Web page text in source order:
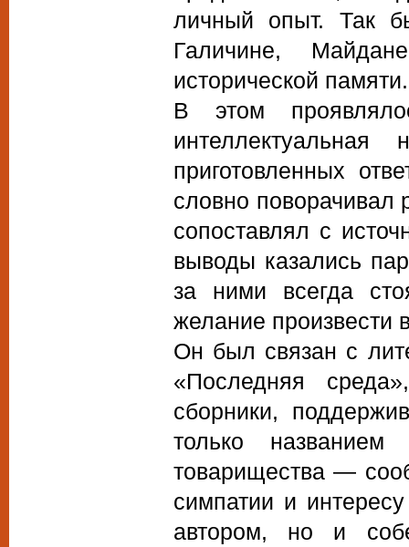
личный опыт. Так
Галичине,
исторической памяти.
В этом
приготовленных
словно поворачивал
сопоставлял с
выводы казались
за ними всегда
желание произвести
Он был связан с
«Последняя
сборники,
только
товарищества —
симпатии и
автором, но и